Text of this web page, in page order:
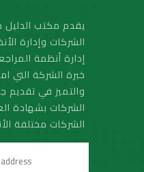
يقدم مكتب
الشركات وإدارة
إدارة أنظمة
والتميز في تقديم
الشركات بشهادة
الشركات مختلفة